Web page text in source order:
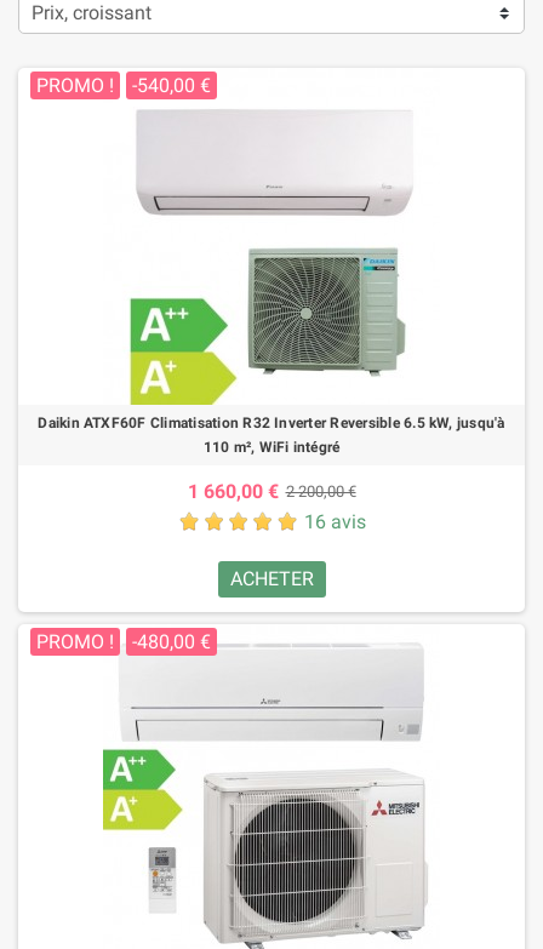
Prix, croissant
PROMO ! -540,00 €
Daikin ATXF60F Climatisation R32 Inverter Reversible 6.5 kW, jusqu'à
110 m², WiFi intégré
1 660,00 € 2 200,00 €
16 avis
ACHETER
PROMO ! -480,00 €